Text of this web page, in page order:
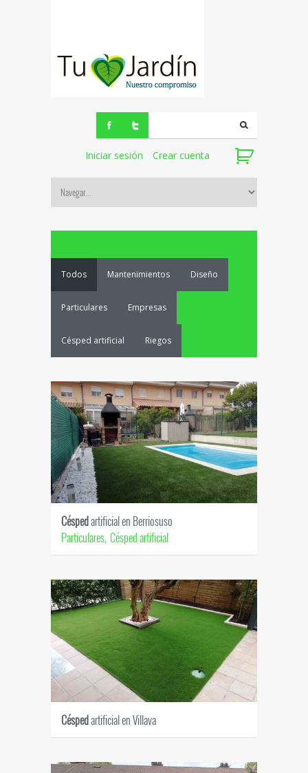
Iniciar sesión Crear cuenta
Todos Mantenimientos Diseño
Particulares Empresas
Césped artificial Riegos
Céspedartificial en Berriosuso
Particulares, Césped artificial
Céspedartificial en Villava